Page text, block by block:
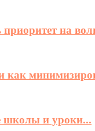
на
как
школы и уроки...